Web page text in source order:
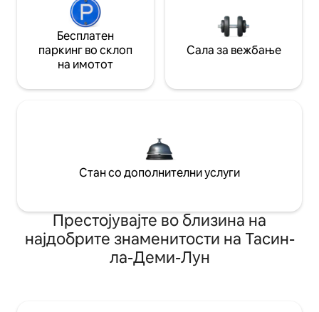
Бесплатен
паркинг во склоп
на имотот
Сала за вежбање
Стан со дополнителни услуги
Престојувајте во близина на
најдобрите знаменитости на Тасин-
ла-Деми-Лун